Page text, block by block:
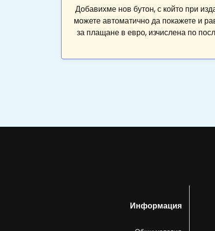
Добавихме нов бутон, с който при
можете автоматично да покажете и
за плащане в евро, изчислена по
Информация